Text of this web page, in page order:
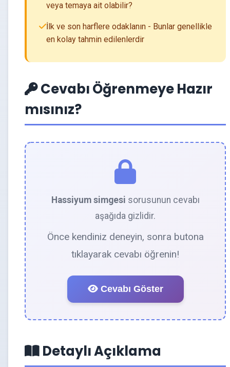
veya temaya ait olabilir?
İlk ve son harflere odaklanın - Bunlar genellikle
en kolay tahmin edilenlerdir
Cevabı Öğrenmeye Hazır
mısınız?
Hassiyum simgesi sorusunun cevabı
aşağıda gizlidir.
Önce kendiniz deneyin, sonra butona
tıklayarak cevabı öğrenin!
Cevabı Göster
Detaylı Açıklama